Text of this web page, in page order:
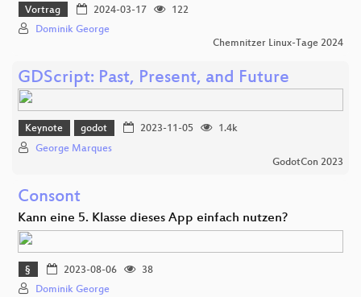
Vortrag 2024-03-17
122
Dominik George
Chemnitzer Linux-Tage 2024
GDScript: Past, Present, and Future
Keynote godot 2023-11-05
1.4k
George Marques
GodotCon 2023
Consont
Kann eine 5. Klasse dieses App einfach nutzen?
§ 2023-08-06
38
Dominik George